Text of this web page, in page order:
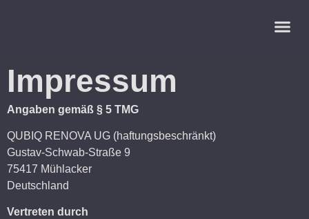
Impressum
Angaben gemäß § 5 TMG
QUBIQ RENOVA UG (haftungsbeschränkt)
Gustav-Schwab-Straße 9
75417 Mühlacker
Deutschland
Vertreten durch